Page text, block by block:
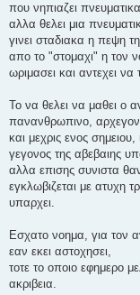
που νηπιαζει
αλλα θελει μια
γινει σταδιακα η πεψη
απο το "στομαχι" η τον
ωριμασει και αντεχει να
Το να θελει να μαθει ο
πανανθρωπινο,
και μεχρις ενος
γεγονος της αβεβαιης
αλλα επισης συνιστα
εγκλωβιζεται με ατυχη
υπαρχει.
Εσχατο νοημα, για τον
εαν εκει αστοχησει,
τοτε το οποιο εφημερο
ακριβεια.